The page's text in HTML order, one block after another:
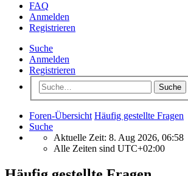
FAQ
Anmelden
Registrieren
Suche
Anmelden
Registrieren
Suche
Foren-Übersicht Häufig gestellte Fragen
Suche
Aktuelle Zeit: 8. Aug 2026, 06:58
Alle Zeiten sind UTC+02:00